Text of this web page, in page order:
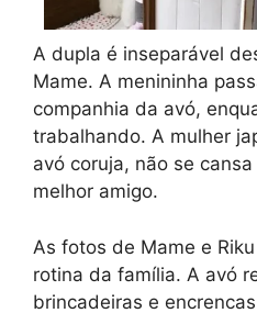
A dupla é inseparável
Mame. A menininha
companhia da avó,
trabalhando. A mulher
avó coruja, não se
melhor amigo.
As fotos de Mame e
rotina da família. A avó
brincadeiras e